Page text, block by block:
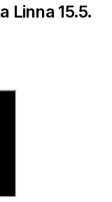
Linna 15.5.